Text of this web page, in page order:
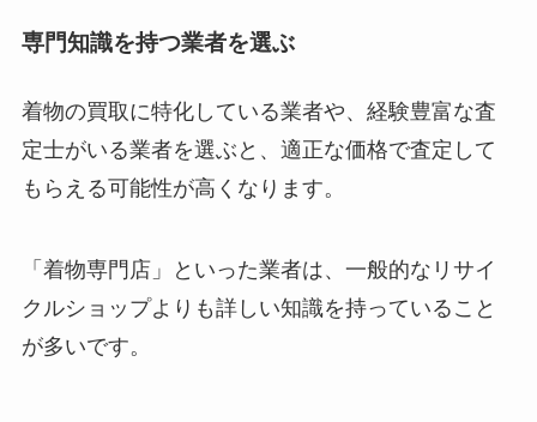
専門知識を持つ業者を選ぶ
着物の買取に特化している業者や、経験豊富な査
定士がいる業者を選ぶと、適正な価格で査定して
もらえる可能性が高くなります。
「着物専門店」といった業者は、一般的なリサイ
クルショップよりも詳しい知識を持っていること
が多いです。